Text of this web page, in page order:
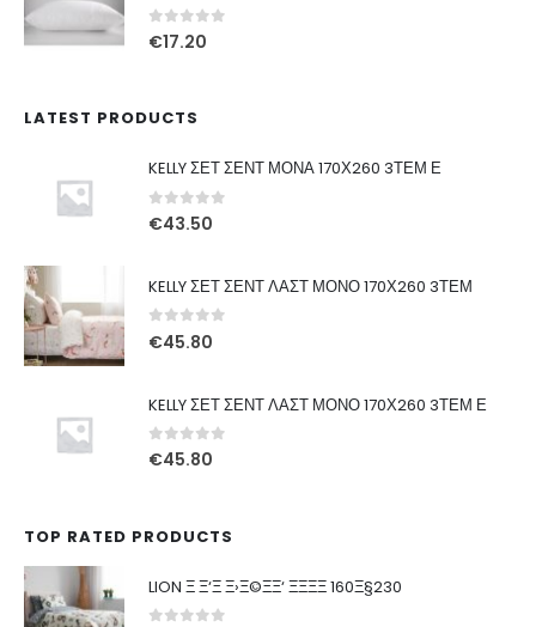
0out of 5
€17.20
LATEST PRODUCTS
KELLY ΣΕΤ ΣΕΝΤ ΜΟΝΑ 170Χ260 3ΤΕΜ Ε
0out of 5
€43.50
KELLY ΣΕΤ ΣΕΝΤ ΛΑΣΤ ΜΟΝΟ 170Χ260 3ΤΕΜ
0out of 5
€45.80
KELLY ΣΕΤ ΣΕΝΤ ΛΑΣΤ ΜΟΝΟ 170Χ260 3ΤΕΜ Ε
0out of 5
€45.80
TOP RATED PRODUCTS
LION Ξ Ξ‘Ξ Ξ›Ξ©ΞΞ‘ ΞΞΞΞ 160Ξ§230